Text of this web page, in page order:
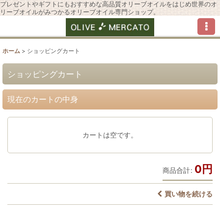
プレゼントやギフトにもおすすめな高品質オリーブオイルをはじめ世界のオ
リーブオイルがみつかるオリーブオイル専門ショップ。
ホーム > ショッピングカート
ショッピングカート
現在のカートの中身
カートは空です。
商品合計: 0円
買い物を続ける